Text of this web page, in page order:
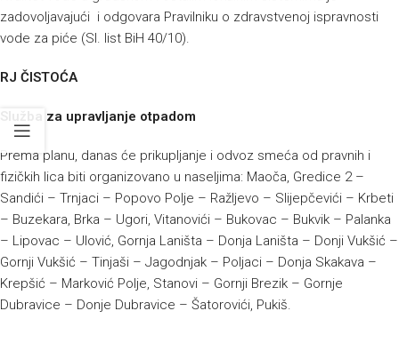
zadovoljavajući i odgovara Pravilniku o zdravstvenoj ispravnosti
vode za piće (Sl. list BiH 40/10).
RJ ČISTOĆA
Služba za upravljanje otpadom
Prema planu, danas će prikupljanje i odvoz smeća od pravnih i
fizičkih lica biti organizovano u naseljima: Maoča, Gredice 2 –
Sandići – Trnjaci – Popovo Polje – Ražljevo – Slijepčevići – Krbeti
– Buzekara, Brka – Ugori, Vitanovići – Bukovac – Bukvik – Palanka
– Lipovac – Ulović, Gornja Laništa – Donja Laništa – Donji Vukšić –
Gornji Vukšić – Tinjaši – Jagodnjak – Poljaci – Donja Skakava –
Krepšić – Marković Polje, Stanovi – Gornji Brezik – Gornje
Dubravice – Donje Dubravice – Šatorovići, Pukiš.